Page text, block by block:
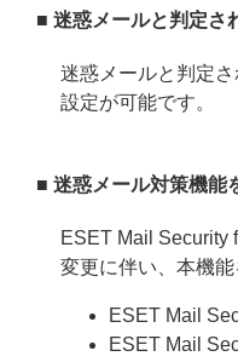
■ 迷惑メールと判定さ
迷惑メールと判定
設定が可能です。
■ 迷惑メール対策機能
ESET Mail Security
変更に伴い、本機
ESET Mail
ESET Mail